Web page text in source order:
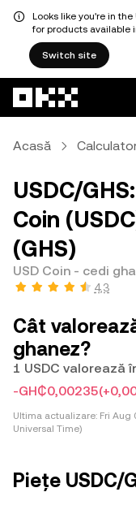
Looks like you're in
for products available
Switch site
Acasă
USDC/
Coin
(GHS)
USD Coin - cedi
4,3
Cât
ghanez?
1 USDC valorează
-GH₵0,00235
Ultima actualizare: Fri Aug
Universal Time)
Piețe USDC/